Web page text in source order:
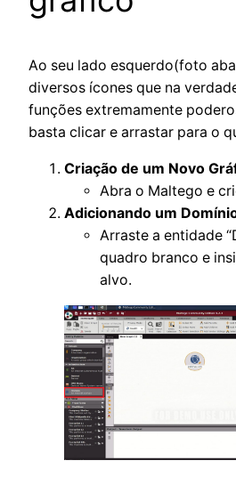
Ao seu lado esquerdo(foto
diversos ícones que na
funções extremamente
basta clicar e arrastar para o
Criação de um Novo
Abra o Maltego e
Adicionando um
Arraste a entidade
quadro branco e
alvo.